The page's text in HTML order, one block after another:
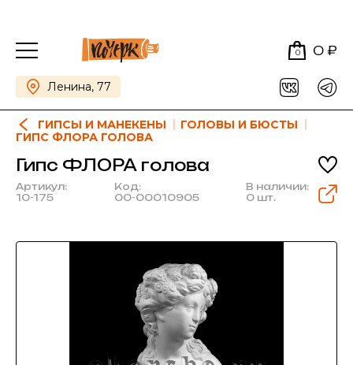
0 0 ₽
Ленина, 77
ГИПСЫ И МАНЕКЕНЫ
ГОЛОВЫ И БЮСТЫ
ГИПС ФЛОРА ГОЛОВА
Гипс ФЛОРА голова
Артикул:
10-175
Код:
00-00010905
В наличии:
0 шт.